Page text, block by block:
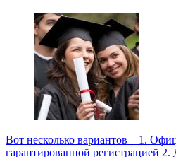
Вот несколько вариантов – 1.
гарантированной регистрацией